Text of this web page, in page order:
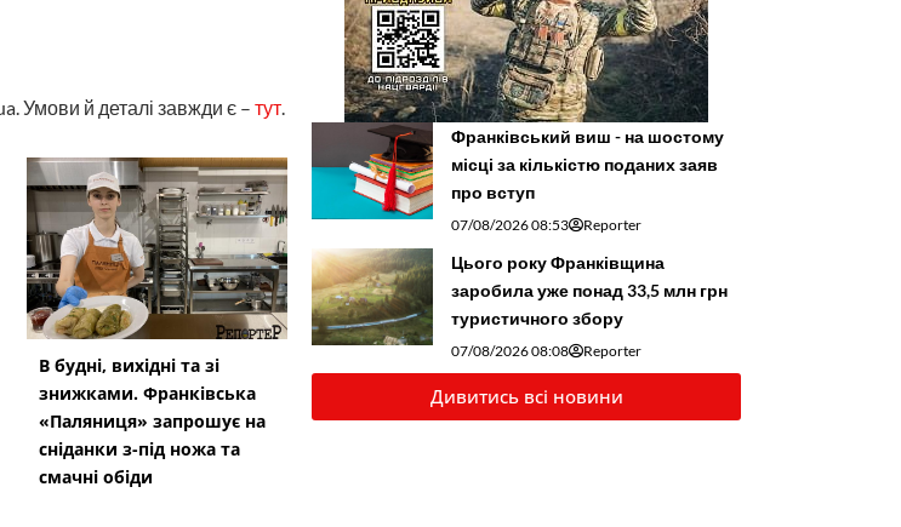
Умови й деталі завжди є – тут.
В будні, вихідні та зі
знижками. Франківська
«Паляниця» запрошує на
сніданки з-під ножа та
смачні обіди
Франківський виш - на шостому
місці за кількістю поданих заяв
про вступ
07/08/2026 08:53 Reporter
Цього року Франківщина
заробила уже понад 33,5 млн грн
туристичного збору
07/08/2026 08:08 Reporter
Дивитись всі новини